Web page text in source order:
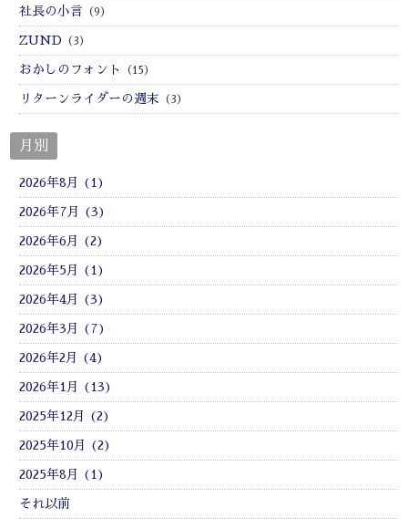
社長の小言 （9）
ZUND （3）
おかしのフォント （15）
リターンライダーの週末 （3）
月別
2026年8月 (1)
2026年7月 (3)
2026年6月 (2)
2026年5月 (1)
2026年4月 (3)
2026年3月 (7)
2026年2月 (4)
2026年1月 (13)
2025年12月 (2)
2025年10月 (2)
2025年8月 (1)
それ以前